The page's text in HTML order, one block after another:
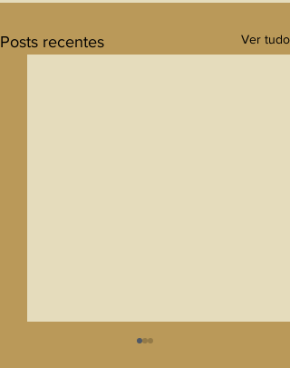
Posts recentes Ver tudo